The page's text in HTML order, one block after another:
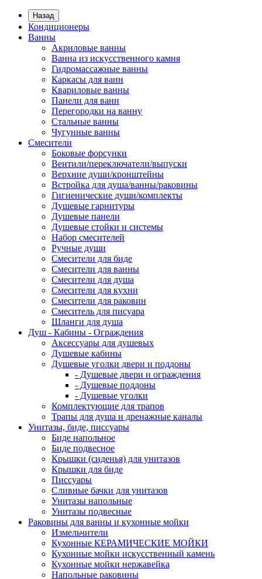
Назад
Кондиционеры
Ванны
Акриловые ванны
Ванна из искусственного камня
Гидромассажные ванны
Каркасы для ванн
Квариловые ванны
Панели для ванн
Перегородки на ванну
Стальные ванны
Чугунные ванны
Смесители
Боковые форсунки
Вентили/переключатели/выпуски
Верхние души/кронштейны
Встройка для душа/ванны/раковины
Гигиенические души/комплекты
Душевые гарнитуры
Душевые панели
Душевые стойки и системы
Набор смесителей
Ручные души
Смесители для биде
Смесители для ванны
Смесители для душа
Смесители для кухни
Смесители для раковин
Смеситель для писуара
Шланги для душа
Душ - Кабины - Ограждения
Аксессуары для душевых
Душевые кабины
Душевые уголки двери и поддоны
- Душевые двери и ограждения
- Душевые поддоны
- Душевые уголки
Комплектующие для трапов
Трапы для душа и дренажные каналы
Унитазы, биде, писсуары
Биде напольное
Биде подвесное
Крышки (сиденья) для унитазов
Крышки для биде
Писсуары
Сливные бачки для унитазов
Унитазы напольные
Унитазы подвесные
Раковины для ванны и кухонные мойки
Измельчители
Кухонные КЕРАМИЧЕСКИЕ МОЙКИ
Кухонные мойки искусственный камень
Кухонные мойки нержавейка
Напольные раковины